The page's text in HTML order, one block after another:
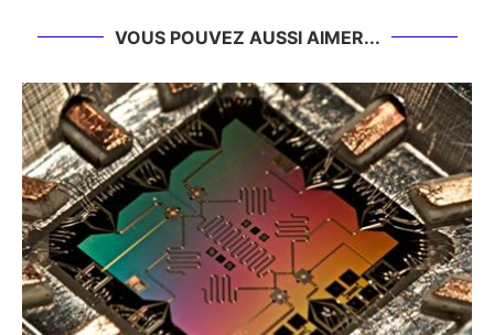
VOUS POUVEZ AUSSI AIMER...